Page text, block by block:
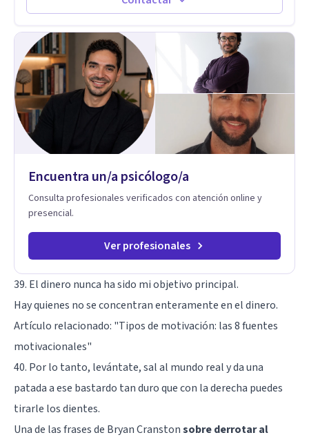
de ansiedad y del ánimo, y también crisis vitales y procesos
Encuentra un/a psicólogo/a
Consulta profesionales verificados con atención online y
presencial.
Ver profesionales
39. El dinero nunca ha sido mi objetivo principal.
Hay quienes no se concentran enteramente en el dinero.
Artículo relacionado: "Tipos de motivación: las 8 fuentes
motivacionales"
40. Por lo tanto, levántate, sal al mundo real y da una
patada a ese bastardo tan duro que con la derecha puedes
tirarle los dientes.
Una de las frases de Bryan Cranstonsobre derrotar al